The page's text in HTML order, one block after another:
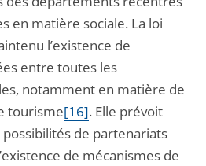
en matière sociale. La loi
l’existence de
entre toutes les
notamment en matière de
tourisme[16]. Elle prévoit
de partenariats
de mécanismes de